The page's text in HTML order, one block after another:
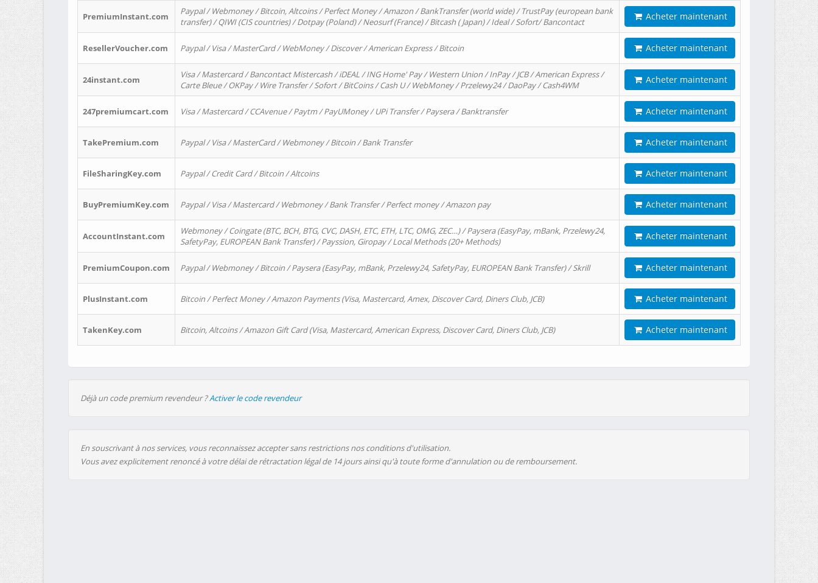
PremiumInstant.com
Paypal / Webmoney / Bitcoin, Altcoins / Perfect Money / Amazon / BankTransfer (world wide) / TrustPay (european bank
transfer) / QIWI (CIS countries) / Dotpay (Poland) / Neosurf (France) / Bitcash ( Japan) / Ideal / Sofort/ Bancontact
Acheter maintenant
ResellerVoucher.com Paypal / Visa / MasterCard / WebMoney / Discover / American Express / Bitcoin Acheter maintenant
24instant.com
Visa / Mastercard / Bancontact Mistercash / iDEAL / ING Home' Pay / Western Union / InPay / JCB / American Express /
Carte Bleue / OKPay / Wire Transfer / Sofort / BitCoins / Cash U / WebMoney / Przelewy24 / DaoPay / Cash4WM
Acheter maintenant
247premiumcart.com Visa / Mastercard / CCAvenue / Paytm / PayUMoney / UPi Transfer / Paysera / Banktransfer Acheter maintenant
TakePremium.com Paypal / Visa / MasterCard / Webmoney / Bitcoin / Bank Transfer Acheter maintenant
FileSharingKey.com Paypal / Credit Card / Bitcoin / Altcoins Acheter maintenant
BuyPremiumKey.com Paypal / Visa / Mastercard / Webmoney / Bank Transfer / Perfect money / Amazon pay Acheter maintenant
AccountInstant.com
Webmoney / Coingate (BTC, BCH, BTG, CVC, DASH, ETC, ETH, LTC, OMG, ZEC…) / Paysera (EasyPay, mBank, Przelewy24,
SafetyPay, EUROPEAN Bank Transfer) / Payssion, Giropay / Local Methods (20+ Methods)
Acheter maintenant
PremiumCoupon.com Paypal / Webmoney / Bitcoin / Paysera (EasyPay, mBank, Przelewy24, SafetyPay, EUROPEAN Bank Transfer) / Skrill Acheter maintenant
PlusInstant.com Bitcoin / Perfect Money / Amazon Payments (Visa, Mastercard, Amex, Discover Card, Diners Club, JCB) Acheter maintenant
TakenKey.com Bitcoin, Altcoins / Amazon Gift Card (Visa, Mastercard, American Express, Discover Card, Diners Club, JCB) Acheter maintenant
Déjà un code premium revendeur ?Activer le code revendeur
En souscrivant à nos services, vous reconnaissez accepter sans restrictions nos conditions d'utilisation.
Vous avez explicitement renoncé à votre délai de rétractation légal de 14 jours ainsi qu'à toute forme d'annulation ou de remboursement.